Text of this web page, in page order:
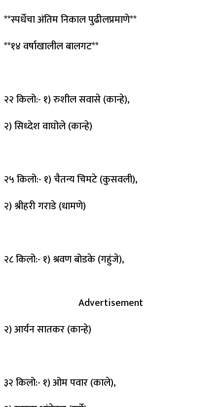
**स्पर्धेचा अंतिम निकाल पुढीलप्रमाणे**
**१४ वर्षाखालील बालगट**
२२ किलो:- १) रुशील सवासे (कान्हे),
२) सिध्देश वाघोले (कान्हे)
२५ किलो:- १) चैतन्य चिमटे (कुसवली),
२) श्रीहरी गराडे (धामणे)
२८ किलो:- १) श्रवण बोडके (गहुंजे),
Advertisement
२) आर्यन सातकर (कान्हे)
३२ किलो:- १) ओम पवार (काले),